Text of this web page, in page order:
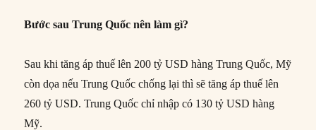
Bước sau Trung Quốc nên làm gì?
Sau khi tăng áp thuế lên 200 tỷ USD hàng Trung Quốc, Mỹ
còn dọa nếu Trung Quốc chống lại thì sẽ tăng áp thuế lên
260 tỷ USD. Trung Quốc chỉ nhập có 130 tỷ USD hàng
Mỹ.